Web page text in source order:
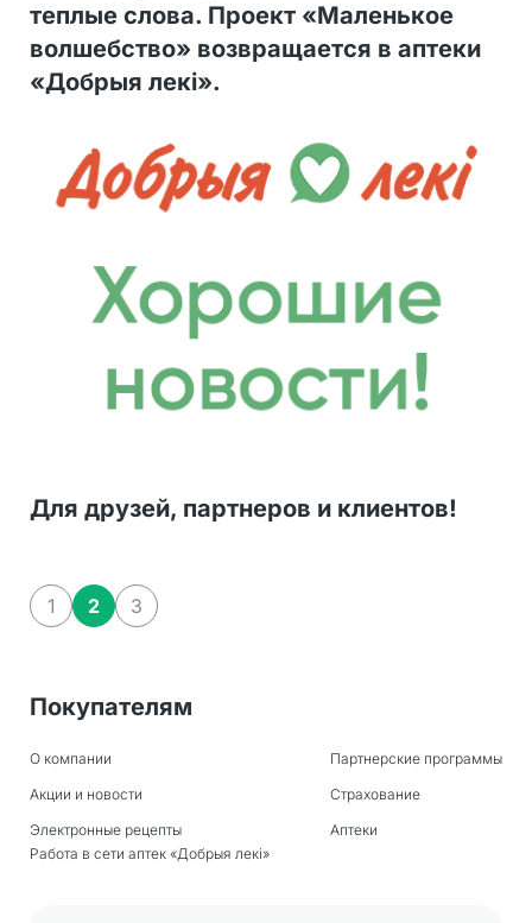
теплые слова. Проект «Маленькое
волшебство» возвращается в аптеки
«Добрыя лекi».
Для друзей, партнеров и клиентов!
1 2 3
Покупателям
О компании
Акции и новости
Электронные рецепты
Партнерские программы
Страхование
Аптеки
Работа в сети аптек «Добрыя лекi»